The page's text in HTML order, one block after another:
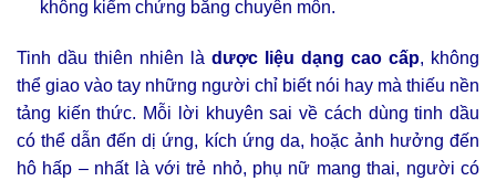
không kiểm chứng bằng chuyên môn.
Tinh dầu thiên nhiên là dược liệu dạng cao cấp, không
thể giao vào tay những người chỉ biết nói hay mà thiếu nền
tảng kiến thức. Mỗi lời khuyên sai về cách dùng tinh dầu
có thể dẫn đến dị ứng, kích ứng da, hoặc ảnh hưởng đến
hô hấp – nhất là với trẻ nhỏ, phụ nữ mang thai, người có